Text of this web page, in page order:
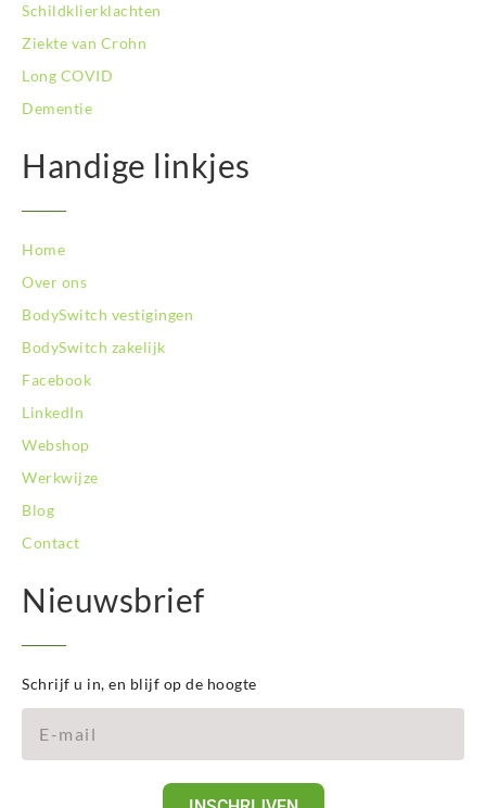
Schildklierklachten
Ziekte van Crohn
Long COVID
Dementie
Handige linkjes
Home
Over ons
BodySwitch vestigingen
BodySwitch zakelijk
Facebook
LinkedIn
Webshop
Werkwijze
Blog
Contact
Nieuwsbrief
Schrijf u in, en blijf op de hoogte